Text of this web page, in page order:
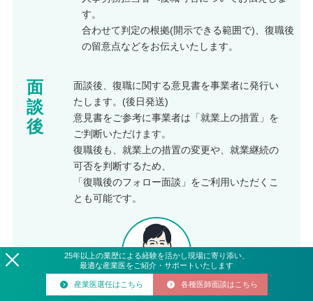
す。
合わせて判定の根拠(開示できる範囲で)、復職後
の留意点などをお伝えいたします。
面
談
後
面談後、復職に関する意見書を事業者に発行い
たします。(後日発送)
意見書をご参考に事業者は「就業上の措置」を
ご判断いただけます。
復職後も、就業上の措置の変更や、就業継続の
可否を判断するため、
「復職後のフォロー面談」をご利用いただくこ
とも可能です。
25年以上の業歴による経験を活かし現場に寄り添い、
最適な産業医をご紹介・サポートいたします
産業医選任はこちら 各種医師面談はこちら